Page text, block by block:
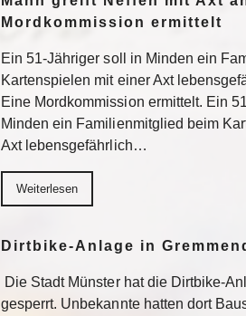
Mordkommission ermittelt
Ein 51-Jähriger soll in Minden ein
Kartenspielen mit einer Axt
Eine Mordkommission ermittelt. Ein
Minden ein Familienmitglied beim
Axt lebensgefährlich…
Weiterlesen
Dirtbike-Anlage in
Die Stadt Münster hat die Dirtbike-
gesperrt. Unbekannte hatten dort